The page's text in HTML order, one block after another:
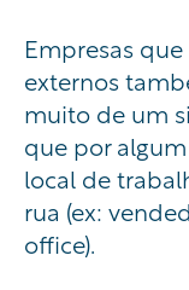
Empresas
externos
muito de um
que por
local de
rua (ex:
office).